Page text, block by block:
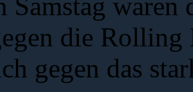
die Rolling
gegen das